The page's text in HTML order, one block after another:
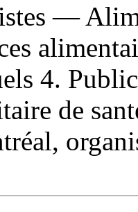
—
4.
de